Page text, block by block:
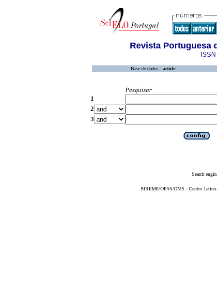
Revista Portuguesa
Base de dados : article
Pesquisar
1
2
3
Search
BIREME/OPAS/OMS - Centro Latino-